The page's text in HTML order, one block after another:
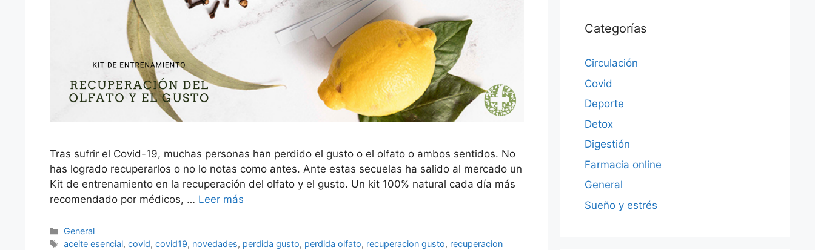
Tras sufrir el Covid-19, muchas personas han perdido el gusto o el olfato o ambos sentidos. No
has logrado recuperarlos o no lo notas como antes. Ante estas secuelas ha salido al mercado un
Kit de entrenamiento en la recuperación del olfato y el gusto. Un kit 100% natural cada día más
recomendado por médicos, … Leer más
Categorías
General
Etiquetas
aceite esencial,covid,covid19, novedades, perdida gusto, perdida olfato, recuperacion gusto, recuperacion
Categorías
Circulación
Covid
Deporte
Detox
Digestión
Farmacia online
General
Sueño y estrés